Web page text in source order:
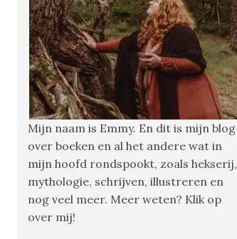
Mijn naam is Emmy. En dit is mijn blog
over boeken en al het andere wat in
mijn hoofd rondspookt, zoals hekserij,
mythologie, schrijven, illustreren en
nog veel meer. Meer weten? Klik op
over mij!